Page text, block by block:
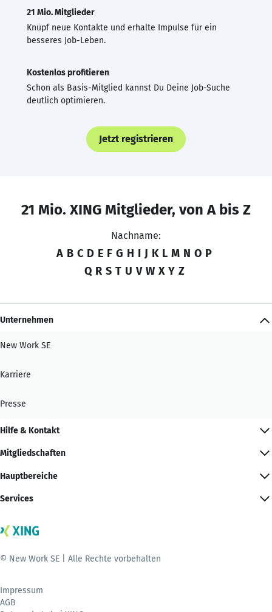
21 Mio. Mitglieder
Knüpf neue Kontakte und erhalte Impulse für ein
besseres Job-Leben.
Kostenlos profitieren
Schon als Basis-Mitglied kannst Du Deine Job-Suche
deutlich optimieren.
Jetzt registrieren
21 Mio. XING Mitglieder, von A bis Z
Nachname:
A B C D E F G H I J K L M N O P
Q R S T U V W X Y Z
Unternehmen
New Work SE
Karriere
Presse
Hilfe & Kontakt
Mitgliedschaften
Hauptbereiche
Services
© New Work SE | Alle Rechte vorbehalten
Impressum
AGB